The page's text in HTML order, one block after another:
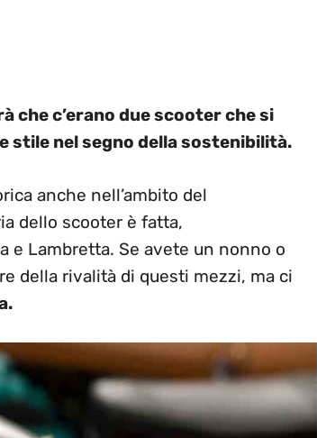
che c’erano due scooter che si
stile nel segno della sostenibilità.
anche nell’ambito del
dello scooter è fatta,
e Lambretta. Se avete un nonno o
della rivalità di questi mezzi, ma ci